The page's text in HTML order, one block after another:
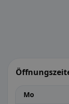
Mo